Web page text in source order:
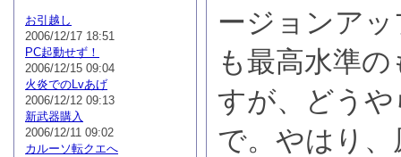
ージョンア
も最高水準
すが、どう
で。やはり
お引越し
2006/12/17 18:51
PC起動せず！
2006/12/15 09:04
火炎でのLvあげ
2006/12/12 09:13
新武器購入
2006/12/11 09:02
カルーソ転クエへ